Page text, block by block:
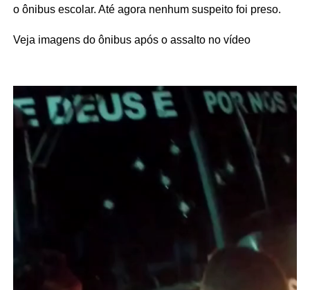
o ônibus escolar. Até agora nenhum suspeito foi preso.
Veja imagens do ônibus após o assalto no vídeo